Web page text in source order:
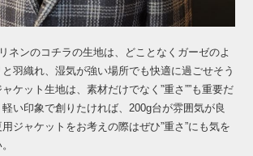
ネンのコチラの生地は、どことなくガーゼのよ
羽織れ、湿気が強い場所でも快適に過ごせそう
ケット生地は、素材だけでなく”重さ””も重要だ
い印象で創りたければ、200g台が雰囲気が良
ジャケットをお考えの際はぜひ”重さ”にも気を